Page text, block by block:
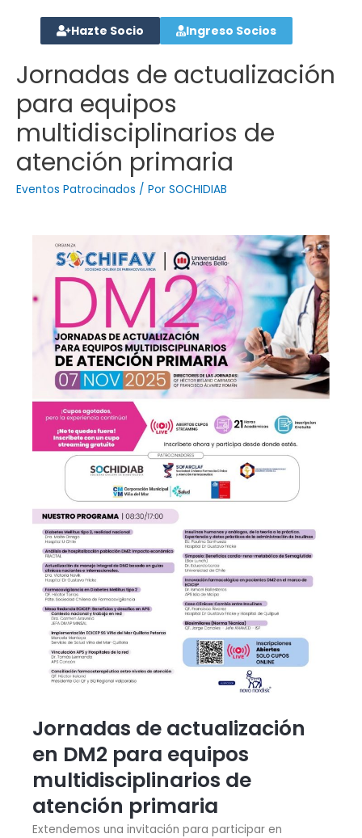
Hazte Socio Ingreso Socios
Jornadas de actualización
para equipos
multidisciplinarios de
atención primaria
Eventos Patrocinados / Por SOCHIDIAB
Jornadas de actualización
en DM2 para equipos
multidisciplinarios de
atención primaria
Extendemos una invitación para participar en